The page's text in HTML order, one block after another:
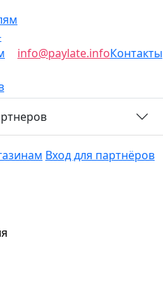
info@paylate.infoКонтакты
партнеров
Условия
Вход для партнёров